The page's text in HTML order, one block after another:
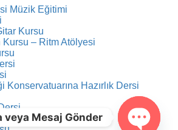
Müzik Eğitimi
Kursu
Kursu – Ritm Atölyesi
Konservatuarına Hazırlık Dersi
Eğitimi
veya Mesaj Gönder